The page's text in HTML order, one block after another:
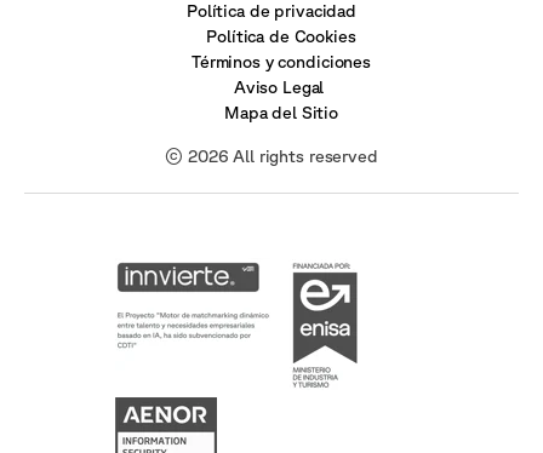
Política de privacidad
Política de Cookies
Términos y condiciones
Aviso Legal
Mapa del Sitio
© 2026 All rights reserved